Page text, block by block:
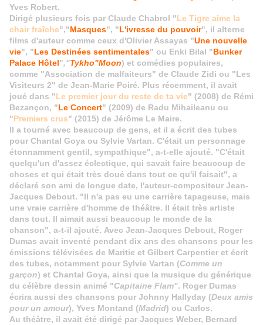
Yves Robert.
Dirigé plusieurs fois par Claude Chabrol "Le Tigre aime la
chair fraîche","Masques", "L'ivresse du pouvoir", il alterne
films d'auteur comme ceux d'Olivier Assayas "Une nouvelle
vie", "Les Destinées sentimentales" ou Enki Bilal "Bunker
Palace Hôtel","Tykho"Moon) et comédies populaires,
comme "Association de malfaiteurs" de Claude Zidi ou "Les
Visiteurs 2" de Jean-Marie Poiré. Plus récemment, il avait
joué dans "Le premier jour du reste de ta vie" (2008) de Rémi
Bezançon, "Le Concert" (2009) de Radu Mihaileanu ou
"Premiers crus" (2015) de Jérôme Le Maire.
Il a tourné avec beaucoup de gens, et il a écrit des tubes
pour Chantal Goya ou Sylvie Vartan. C'était un personnage
étonnamment gentil, sympathique", a-t-elle ajouté. "C'était
quelqu'un d'assez éclectique, qui savait faire beaucoup de
choses et qui était très doué dans tout ce qu'il faisait", a
déclaré son ami de longue date, l'auteur-compositeur Jean-
Jacques Debout. "Il n'a pas eu une carrière tapageuse, mais
une vraie carrière d'homme de théâtre. Il était très artiste
dans tout. Il aimait aussi beaucoup le monde de la
chanson", a-t-il ajouté. Avec Jean-Jacques Debout, Roger
Dumas avait inventé pendant dix ans des chansons pour les
émissions télévisées de Maritie et Gilbert Carpentier et écrit
des tubes, notamment pour Sylvie Vartan (Comme un
garçon) et Chantal Goya, ainsi que la musique du générique
du célèbre dessin animé "Capitaine Flam". Roger Dumas
écrira aussi des chansons pour Johnny Hallyday (Deux amis
pour un amour), Yves Montand (Madrid) ou Carlos.
Au théâtre, il avait été dirigé par Jacques Weber, Bernard